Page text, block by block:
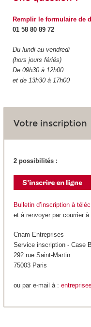
Remplir le formulaire de
01 58 80 89 72
Du lundi au vendredi
(hors jours fériés)
De 09h30 à 12h00
et de 13h30 à 17h00
Votre inscription
2 possibilités :
Bulletin d’inscription à
et à renvoyer par courrier à
Cnam Entreprises
Service inscription - Case
292 rue Saint-Martin
75003 Paris
ou par e-mail à :